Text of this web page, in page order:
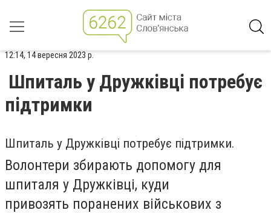
12:14, 14 вересня 2023 р.
Шпиталь у Дружківці потребує
підтримки
Шпиталь у Дружківці потребує підтримки.
Волонтери збирають допомогу для
шпиталя у Дружківці, куди
привозять поранених військових з